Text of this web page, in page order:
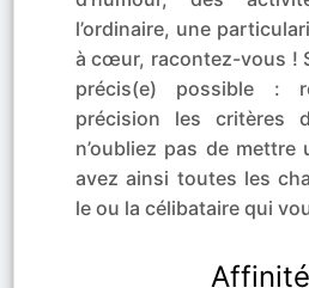
l’ordinaire, une
à cœur, racontez-vous !
précis(e) possible :
précision les critères
n’oubliez pas de mettre
avez ainsi toutes les
le ou la célibataire qui